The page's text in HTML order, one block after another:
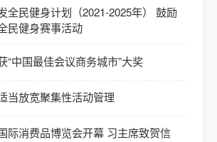
全民健身计划（2021-2025年） 鼓励
民健身赛事活动
“中国最佳会议商务城市”大奖
当放宽聚集性活动管理
际消费品博览会开幕 习主席致贺信